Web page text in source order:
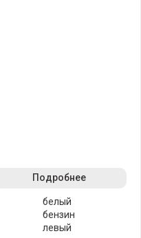
белый
бензин
левый
Подробнее